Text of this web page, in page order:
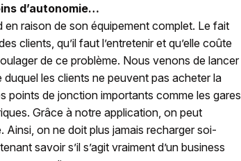
d’autonomie…
en raison de son équipement complet. Le fait
clients, qu’il faut l’entretenir et qu’elle coûte
de ce problème. Nous venons de lancer
les clients ne peuvent pas acheter la
points de jonction importants comme les gares
Grâce à notre application, on peut
Ainsi, on ne doit plus jamais recharger soi-
savoir s’il s’agit vraiment d’un business